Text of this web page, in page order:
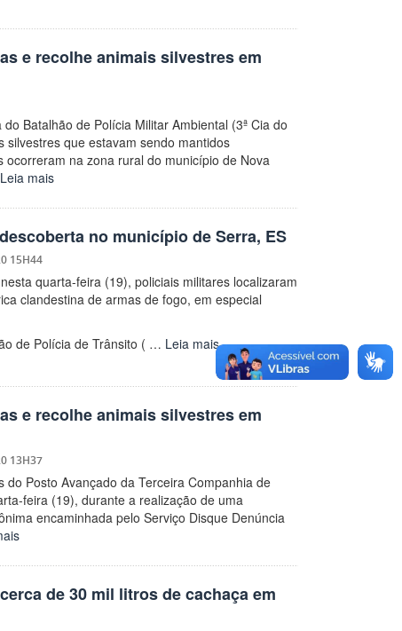
e recolhe animais silvestres em
Batalhão de Polícia Militar Ambiental (3ª Cia do
que estavam sendo mantidos
na zona rural do município de Nova
Leia mais
no município de Serra, ES
15H44
quarta-feira (19), policiais militares localizaram
clandestina de armas de fogo, em especial
de Polícia de Trânsito ( … Leia mais
e recolhe animais silvestres em
13H37
Posto Avançado da Terceira Companhia de
feira (19), durante a realização de uma
encaminhada pelo Serviço Disque Denúncia
de 30 mil litros de cachaça em